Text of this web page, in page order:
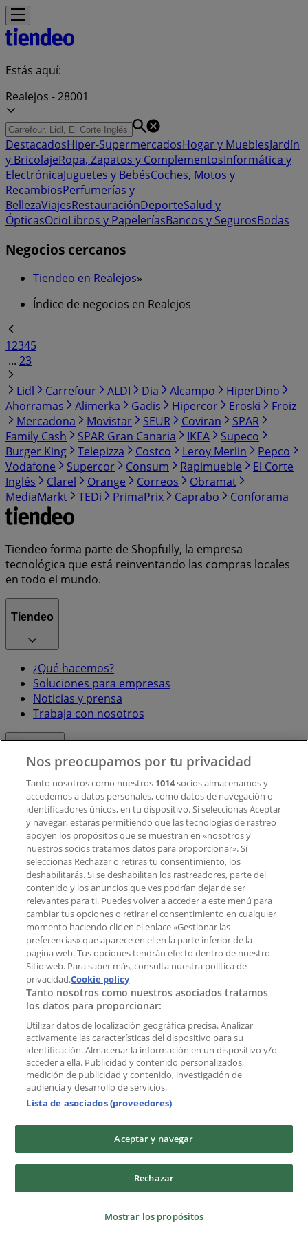
Estás aquí:
Realejos - 28001
DestacadosHiper-SupermercadosHogar y MueblesJardín
y BricolajeRopa, Zapatos y ComplementosInformática y
ElectrónicaJuguetes y BebésCoches, Motos y
RecambiosPerfumerías y
BellezaViajesRestauraciónDeporteSalud y
ÓpticasOcioLibros y PapeleríasBancos y SegurosBodas
Negocios cercanos
Tiendeo en Realejos»
Índice de negocios en Realejos
12345
... 23
Lidl
Carrefour ALDI Dia Alcampo
HiperDino
Ahorramas
Alimerka Gadis Hipercor Eroski
Froiz
Mercadona
Movistar SEUR Coviran
SPAR
Family Cash
SPAR Gran Canaria IKEA
Supeco
Burger King
Telepizza Costco Leroy Merlin
Pepco
Vodafone
Supercor Consum Rapimueble
El Corte
Inglés
Clarel Orange Correos
Obramat
MediaMarkt
TEDi PrimaPrix Caprabo Conforama
Tiendeo forma parte de Shopfully, la empresa
tecnológica que está reinventando las compras locales
en todo el mundo.
Tiendeo
¿Qué hacemos?
Soluciones para empresas
Noticias y prensa
Trabaja con nosotros
Contacto comercial y de marketing
Tienda mal colocada en el mapa
Notificar un folleto
¿Encontraste un problema en la web o en la
aplicación?
Índices
Marcas
Marcas locales
Negocios
Negocios cercanos
Productos
Productos locales
Ciudades
Descargar la APP Tiendeo
Copyright © Tiendeo ® 2026 · Shopfully Marketing S.L.U. –
Términos y condicionesPolítica de privacidad
Nos preocupamos por tu privacidad
Tanto nosotros como nuestros 1014socios almacenamos y
accedemos a datos personales, como datos de navegación o
identificadores únicos, en tu dispositivo. Si seleccionas Aceptar
y navegar, estarás permitiendo que las tecnologías de rastreo
apoyen los propósitos que se muestran en «nosotros y
nuestros socios tratamos datos para proporcionar». Si
seleccionas Rechazar o retiras tu consentimiento, los
deshabilitarás. Si se deshabilitan los rastreadores, parte del
contenido y los anuncios que ves podrían dejar de ser
relevantes para ti. Puedes volver a acceder a este menú para
cambiar tus opciones o retirar el consentimiento en cualquier
momento haciendo clic en el enlace «Gestionar las
preferencias» que aparece en el en la parte inferior de la
página web. Tus opciones tendrán efecto dentro de nuestro
Sitio web. Para saber más, consulta nuestra política de
privacidad.Cookie policy
Tanto nosotros como nuestros asociados tratamos
los datos para proporcionar:
Utilizar datos de localización geográfica precisa. Analizar
activamente las características del dispositivo para su
identificación. Almacenar la información en un dispositivo y/o
acceder a ella. Publicidad y contenido personalizados,
medición de publicidad y contenido, investigación de
audiencia y desarrollo de servicios.
Lista de asociados (proveedores)
Aceptar y navegar
Rechazar
Mostrar los propósitos